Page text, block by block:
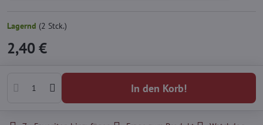
Lagernd (2 Stck.)
2,40 €
In den Korb!